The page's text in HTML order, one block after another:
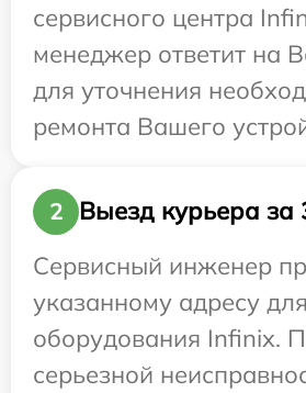
сервисного центра
менеджер ответит на
для уточнения
ремонта Вашего
2
Выезд курьера за
Сервисный инженер
указанному адресу
оборудования Infinix.
серьезной